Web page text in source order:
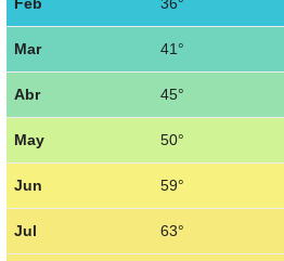
Mar 41°
Abr 45°
May 50°
Jun 59°
Jul 63°